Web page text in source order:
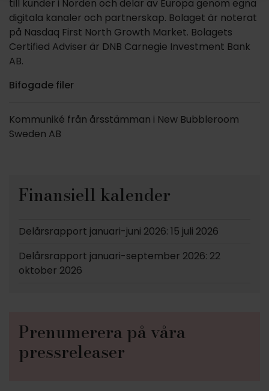
till kunder i Norden och delar av Europa genom egna
digitala kanaler och partnerskap. Bolaget är noterat
på Nasdaq First North Growth Market. Bolagets
Certified Adviser är DNB Carnegie Investment Bank
AB.
Bifogade filer
Kommuniké från årsstämman i New Bubbleroom
Sweden AB
Finansiell kalender
Delårsrapport januari-juni 2026: 15 juli 2026
Delårsrapport januari-september 2026: 22
oktober 2026
Prenumerera på våra
pressreleaser